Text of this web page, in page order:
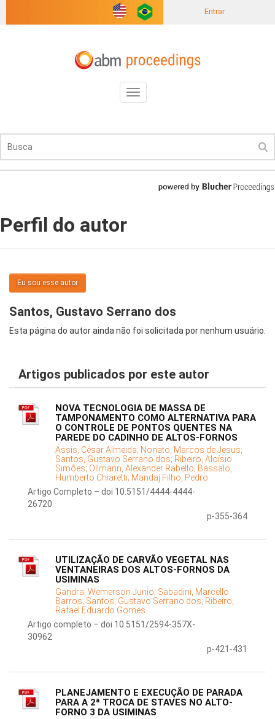
Entrar
Toggle
navigation
Perfil do autor
Eu sou esse autor
Santos, Gustavo Serrano dos
Esta página do autor ainda não foi solicitada por nenhum usuário.
Artigos publicados por este autor
NOVA TECNOLOGIA DE MASSA DE
TAMPONAMENTO COMO ALTERNATIVA PARA
O CONTROLE DE PONTOS QUENTES NA
PAREDE DO CADINHO DE ALTOS-FORNOS
Assis, César Almeida; Nonato, Marcos de Jesus;
Santos, Gustavo Serrano dos; Ribeiro, Aloísio
Simões; Ollmann, Alexander Rabello; Bassalo,
Humberto Chiaretti; Mandaj Filho, Pedro
Artigo Completo – doi 10.5151/4444-4444-
26720
p-355-364
UTILIZAÇÃO DE CARVÃO VEGETAL NAS
VENTANEIRAS DOS ALTOS-FORNOS DA
USIMINAS
Gandra, Wemerson Junio; Sabadini, Marcello
Barros; Santos, Gustavo Serrano dos; Ribeiro,
Rafael Eduardo Gomes
Artigo completo – doi 10.5151/2594-357X-
30962
p-421-431
PLANEJAMENTO E EXECUÇÃO DE PARADA
PARA A 2ª TROCA DE STAVES NO ALTO-
FORNO 3 DA USIMINAS